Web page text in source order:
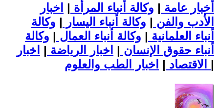
أخبار عامة | وكالة أنباء المرأة | اخبار
الأدب والفن | وكالة أنباء اليسار | وكالة
أنباء العلمانية | وكالة أنباء العمال | وكالة
أنباء حقوق الإنسان | اخبار الرياضة | اخبار
الاقتصاد | |